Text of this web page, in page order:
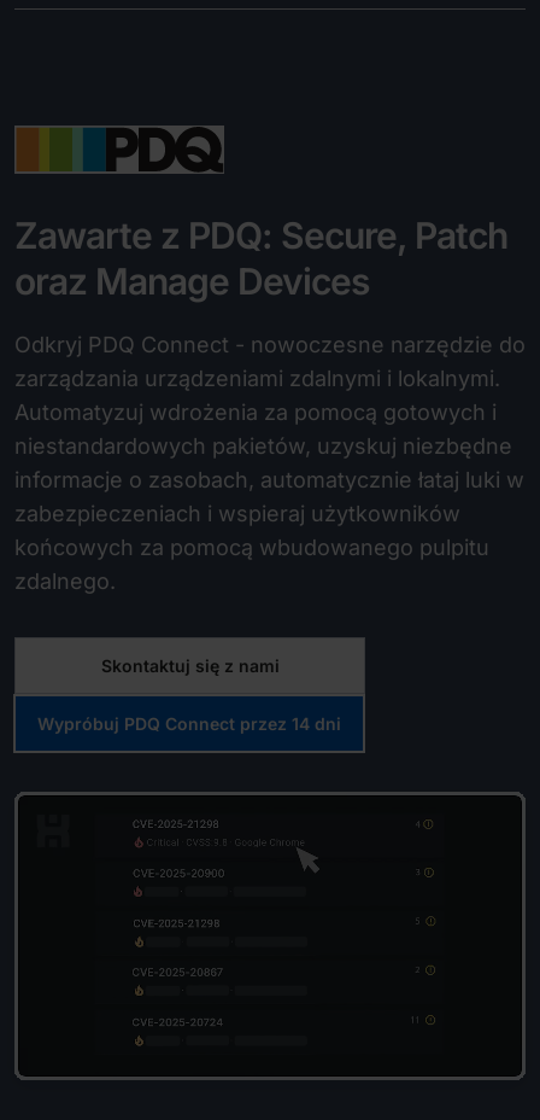
Zawarte z PDQ: Secure, Patch
oraz Manage Devices
Odkryj PDQ Connect - nowoczesne narzędzie do
zarządzania urządzeniami zdalnymi i lokalnymi.
Automatyzuj wdrożenia za pomocą gotowych i
niestandardowych pakietów, uzyskuj niezbędne
informacje o zasobach, automatycznie łataj luki w
zabezpieczeniach i wspieraj użytkowników
końcowych za pomocą wbudowanego pulpitu
zdalnego.
Skontaktuj się z nami
Wypróbuj PDQ Connect przez 14 dni